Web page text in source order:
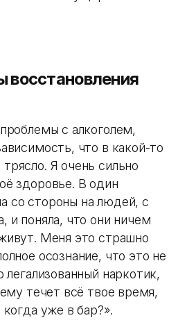
восстановления
с алкоголем,
что в какой-то
Я очень сильно
здоровье. В один
со стороны на людей, с
и поняла, что они ничем
Меня это страшно
осознание, что это не
легализованный наркотик,
течет всё твое время,
уже в бар?».